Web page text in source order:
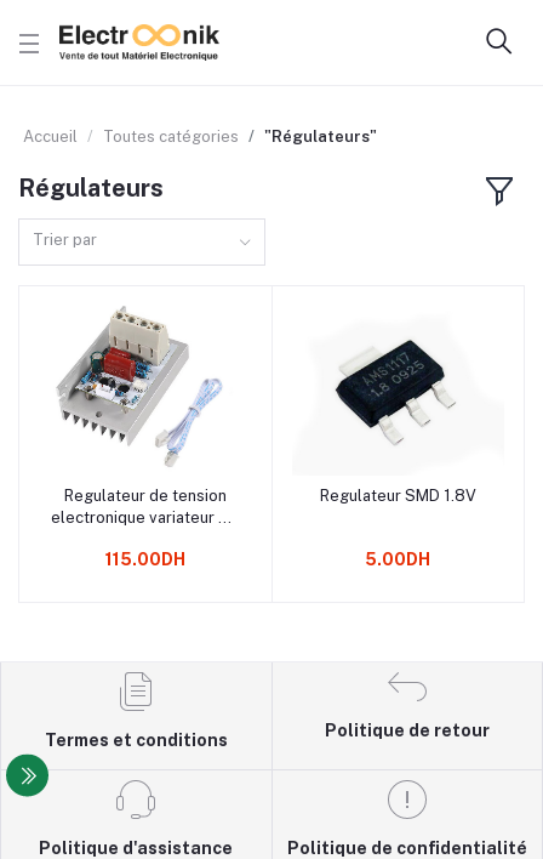
Accueil Toutes catégories "Régulateurs"
Régulateurs
Trier par
Ajouter au panier
Regulateur de tension
electronique variateur AC
115.00DH
Ajouter au panier
Regulateur SMD 1.8V
5.00DH
Termes et conditions
Politique de retour
Politique d'assistance Politique de confidentialité